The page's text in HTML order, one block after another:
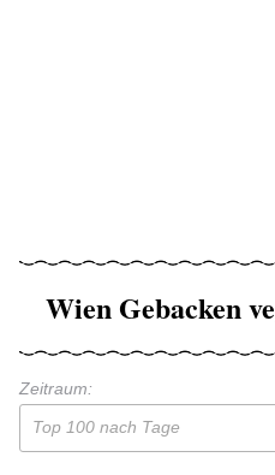
Wien Gebacken
Zeitraum:
Top 100 nach Tage